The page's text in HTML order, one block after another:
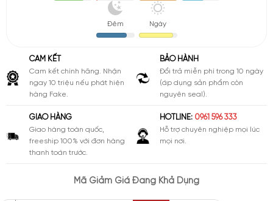
Đêm Ngày
CAM KẾT
Cam kết chính hãng. Nhận
ngay 10 triệu nếu phát hiện
hàng Fake.
BẢO HÀNH
Đổi trả miễn phí trong 10 ngày
(áp dụng sản phẩm còn
nguyên seal).
GIAO HÀNG
Giao hàng toàn quốc,
freeship 100% với đơn hàng
thanh toán trước.
HOTLINE: 0961 596 333
Hỗ trợ chuyên nghiệp mọi lúc
mọi nơi.
Mã Giảm Giá Đang Khả Dụng